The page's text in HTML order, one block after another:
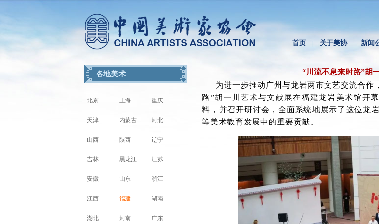
首页 关于美协 新闻
各地美术
北京 上海 重庆
天津 内蒙古 河北
山西 陕西 辽宁
吉林 黑龙江 江苏
安徽 山东 浙江
江西 福建 湖南
湖北 河南 广东
“川流不息来时路”胡
为进一步推动广州与龙岩两市文艺交流合作
路”胡一川艺术与文献展在福建龙岩美术馆开
料，并召开研讨会，全面系统地展示了这位龙
等美术教育发展中的重要贡献。